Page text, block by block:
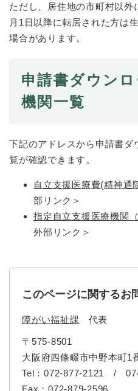
ただし、居住地の市町村以外
月1日以降に転居された方は
場合があります。
申請書ダウン
機関一覧
下記のアドレスから申請書ダ
覧が確認できます。
自立支援医療費(精神通
部リンク＞
指定自立支援医療機関
外部リンク＞
このページに関するお
障がい福祉課 代表
〒575-8501
大阪府四條畷市中野本町1
Tel：072-877-2121 /
Fax：072-879-2596